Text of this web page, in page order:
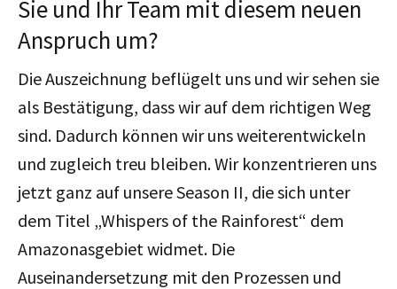
Sie und Ihr Team mit diesem neuen
Anspruch um?
Die Auszeichnung beflügelt uns und wir sehen sie
als Bestätigung, dass wir auf dem richtigen Weg
sind. Dadurch können wir uns weiterentwickeln
und zugleich treu bleiben. Wir konzentrieren uns
jetzt ganz auf unsere Season II, die sich unter
dem Titel „Whispers of the Rainforest“ dem
Amazonasgebiet widmet. Die
Auseinandersetzung mit den Prozessen und